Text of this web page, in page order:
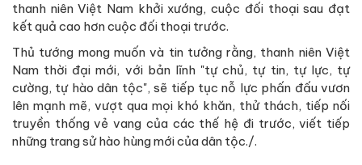
thanh niên Việt Nam khởi xướng, cuộc đối thoại sau đạt
kết quả cao hơn cuộc đối thoại trước.
Thủ tướng mong muốn và tin tưởng rằng, thanh niên Việt
Nam thời đại mới, với bản lĩnh "tự chủ, tự tin, tự lực, tự
cường, tự hào dân tộc", sẽ tiếp tục nỗ lực phấn đấu vươn
lên mạnh mẽ, vượt qua mọi khó khăn, thử thách, tiếp nối
truyền thống vẻ vang của các thế hệ đi trước, viết tiếp
những trang sử hào hùng mới của dân tộc./.